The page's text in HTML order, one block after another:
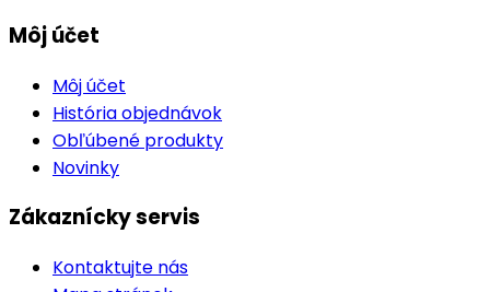
Môj účet
Môj účet
História objednávok
Obľúbené produkty
Novinky
Zákaznícky servis
Kontaktujte nás